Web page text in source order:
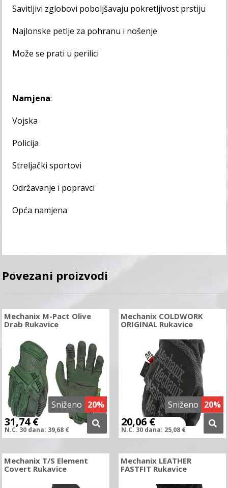
Savitljivi zglobovi poboljšavaju pokretljivost prstiju
Najlonske petlje za pohranu i nošenje
Može se prati u perilici
Namjena:
Vojska
Policija
Streljački sportovi
Održavanje i popravci
Opća namjena
Povezani proizvodi
Sniženo 20%
Mechanix M-Pact Olive
Drab Rukavice
31,74€
N.C. 30 dana: 39,68 €
Sniženo 20%
Mechanix COLDWORK
ORIGINAL Rukavice
20,06€
N.C. 30 dana: 25,08 €
Mechanix T/S Element
Covert Rukavice
Mechanix LEATHER
FASTFIT Rukavice